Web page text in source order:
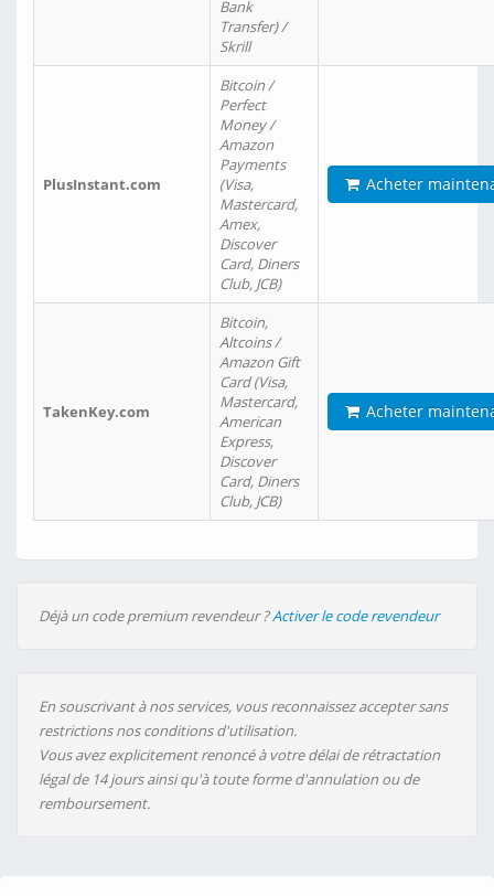
Bank
Transfer) /
Skrill
PlusInstant.com
Bitcoin /
Perfect
Money /
Amazon
Payments
(Visa,
Mastercard,
Amex,
Discover
Card, Diners
Club, JCB)
Acheter
TakenKey.com
Bitcoin,
Altcoins /
Amazon Gift
Card (Visa,
Mastercard,
American
Express,
Discover
Card, Diners
Club, JCB)
Acheter
Déjà un code premium revendeur ?Activer le code revendeur
En souscrivant à nos services, vous reconnaissez accepter sans
restrictions nos conditions d'utilisation.
Vous avez explicitement renoncé à votre délai de rétractation
légal de 14 jours ainsi qu'à toute forme d'annulation ou de
remboursement.